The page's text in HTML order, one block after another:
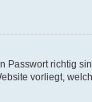
richtig
vorliegt,